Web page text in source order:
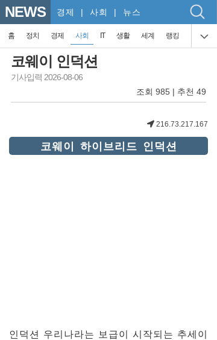
NEWS 경제 | 사회 | 뉴스
홈 정치 경제 사회 IT 생활 세계 랭킹
코웨이 인덕션
기사입력 2026-08-06
조회 985 | 추천 49
216.73.217.167
코웨이 하이브리드 인덕션
인덕션 우리나라는 보급이 시작되는 추세이